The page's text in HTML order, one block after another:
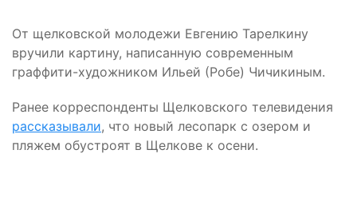
От щелковской молодежи Евгению Тарелкину
вручили картину, написанную современным
граффити-художником Ильей (Робе) Чичикиным.
Ранее корреспонденты Щелковского телевидения
рассказывали, что новый лесопарк с озером и
пляжем обустроят в Щелкове к осени.